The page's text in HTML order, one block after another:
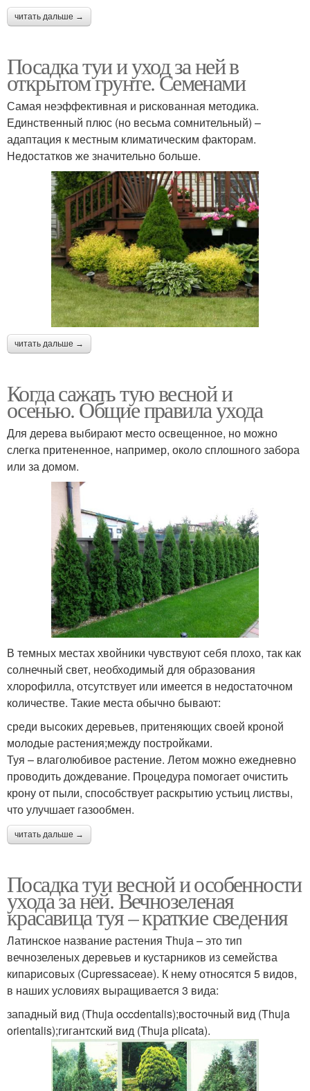
читать дальше →
Посадка туи и уход за ней в
открытом грунте. Семенами
Самая неэффективная и рискованная методика.
Единственный плюс (но весьма сомнительный) –
адаптация к местным климатическим факторам.
Недостатков же значительно больше.
читать дальше →
Когда сажать тую весной и
осенью. Общие правила ухода
Для дерева выбирают место освещенное, но можно
слегка притененное, например, около сплошного забора
или за домом.
В темных местах хвойники чувствуют себя плохо, так как
солнечный свет, необходимый для образования
хлорофилла, отсутствует или имеется в недостаточном
количестве. Такие места обычно бывают:
среди высоких деревьев, притеняющих своей кроной
молодые растения;между постройками.
Туя – влаголюбивое растение. Летом можно ежедневно
проводить дождевание. Процедура помогает очистить
крону от пыли, способствует раскрытию устьиц листвы,
что улучшает газообмен.
читать дальше →
Посадка туи весной и особенности
ухода за ней. Вечнозеленая
красавица туя – краткие сведения
Латинское название растения Thuja – это тип
вечнозеленых деревьев и кустарников из семейства
кипарисовых (Cupressaceae). К нему относятся 5 видов,
в наших условиях выращивается 3 вида:
западный вид (Thuja occdentalis);восточный вид (Thuja
orientalis);гигантский вид (Thuja plicata).